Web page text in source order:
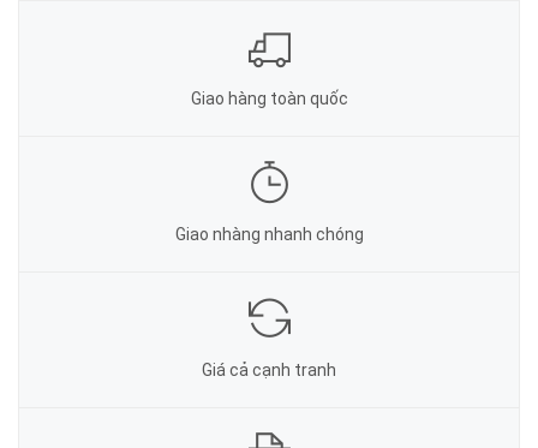
Giao hàng toàn quốc
Giao nhàng nhanh chóng
Giá cả cạnh tranh